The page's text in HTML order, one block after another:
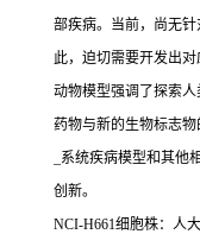
部疾病。当前，尚无
此，迫切需要开发出对
动物模型强调了探索
药物与新的生物标志
_系统疾病模型和其
创新。
NCI-H661细胞株：人